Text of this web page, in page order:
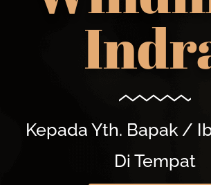
Kepada Yth. Bapak /
Di Tempat